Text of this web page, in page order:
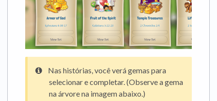
Nas histórias, você verá gemas para
selecionar e completar. (Observe a gema
na árvore na imagem abaixo.)